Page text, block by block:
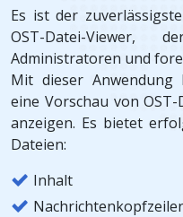
Es ist der
OST-Datei-Viewer,
Administratoren und
Mit dieser Anwendung
eine Vorschau von
anzeigen. Es bietet
Dateien:
Inhalt